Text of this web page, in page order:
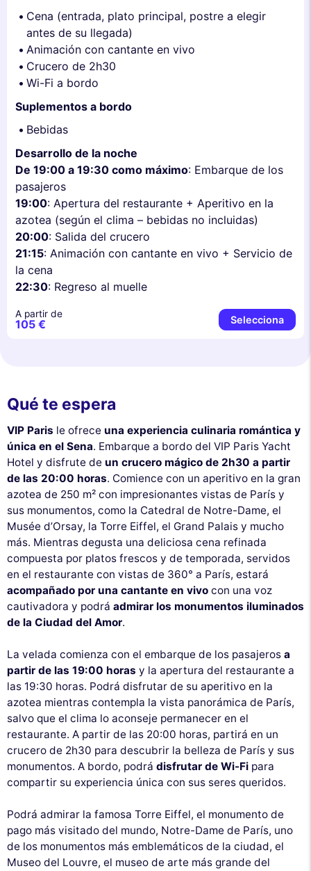
Cena (entrada, plato principal, postre a elegir
antes de su llegada)
Animación con cantante en vivo
Crucero de 2h30
Wi-Fi a bordo
Suplementos a bordo
Bebidas
Desarrollo de la noche
De 19:00 a 19:30 como máximo: Embarque de los
pasajeros
19:00: Apertura del restaurante + Aperitivo en la
azotea (según el clima – bebidas no incluidas)
20:00: Salida del crucero
21:15: Animación con cantante en vivo + Servicio de
la cena
22:30: Regreso al muelle
A partir de
105 € Selecciona
Qué te espera
VIP Paris le ofrece una experiencia culinaria romántica y
única en el Sena. Embarque a bordo del VIP Paris Yacht
Hotel y disfrute de un crucero mágico de 2h30 a partir
de las 20:00 horas. Comience con un aperitivo en la gran
azotea de 250 m² con impresionantes vistas de París y
sus monumentos, como la Catedral de Notre-Dame, el
Musée d’Orsay, la Torre Eiffel, el Grand Palais y mucho
más. Mientras degusta una deliciosa cena refinada
compuesta por platos frescos y de temporada, servidos
en el restaurante con vistas de 360° a París, estará
acompañado por una cantante en vivo con una voz
cautivadora y podrá admirar los monumentos iluminados
de la Ciudad del Amor.
La velada comienza con el embarque de los pasajeros a
partir de las 19:00 horas y la apertura del restaurante a
las 19:30 horas. Podrá disfrutar de su aperitivo en la
azotea mientras contempla la vista panorámica de París,
salvo que el clima lo aconseje permanecer en el
restaurante. A partir de las 20:00 horas, partirá en un
crucero de 2h30 para descubrir la belleza de París y sus
monumentos. A bordo, podrá disfrutar de Wi-Fi para
compartir su experiencia única con sus seres queridos.
Podrá admirar la famosa Torre Eiffel, el monumento de
pago más visitado del mundo, Notre-Dame de París, uno
de los monumentos más emblemáticos de la ciudad, el
Museo del Louvre, el museo de arte más grande del